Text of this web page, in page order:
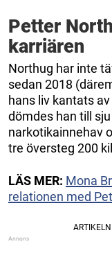
Petter
karriären
Northug har inte
sedan 2018
hans liv kantats
dömdes han till
narkotikainnehav
tre översteg 200
LÄS MER: Mona
relationen med